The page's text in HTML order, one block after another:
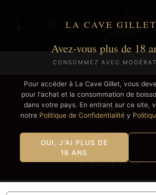
LA CAVE GILLET
Avez-vous plus de 18
CONSOMMEZ AVEC
Pour accéder à La Cave Gillet, vous
pour l'achat et la consommation de
dans votre pays. En entrant sur ce site,
notre Politique de Confidentialitéy
OUI, J'AI PLUS DE
18 ANS
Pétillant champagne
Champagne